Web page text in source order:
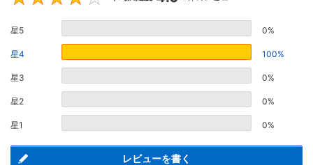
星5 0%
星4 100%
星3 0%
星2 0%
星1 0%
レビューを書く